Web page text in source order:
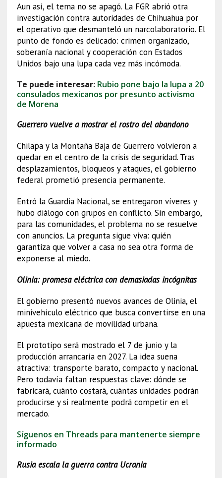
Aun así, el tema no se apagó. La FGR abrió otra
investigación contra autoridades de Chihuahua por
el operativo que desmanteló un narcolaboratorio. El
punto de fondo es delicado: crimen organizado,
soberanía nacional y cooperación con Estados
Unidos bajo una lupa cada vez más incómoda.
Te puede interesar: Rubio pone bajo la lupa a 20
consulados mexicanos por presunto activismo
de Morena
Guerrero vuelve a mostrar el rostro del abandono
Chilapa y la Montaña Baja de Guerrero volvieron a
quedar en el centro de la crisis de seguridad. Tras
desplazamientos, bloqueos y ataques, el gobierno
federal prometió presencia permanente.
Entró la Guardia Nacional, se entregaron víveres y
hubo diálogo con grupos en conflicto. Sin embargo,
para las comunidades, el problema no se resuelve
con anuncios. La pregunta sigue viva: quién
garantiza que volver a casa no sea otra forma de
exponerse al miedo.
Olinia: promesa eléctrica con demasiadas incógnitas
El gobierno presentó nuevos avances de Olinia, el
minivehículo eléctrico que busca convertirse en una
apuesta mexicana de movilidad urbana.
El prototipo será mostrado el 7 de junio y la
producción arrancaría en 2027. La idea suena
atractiva: transporte barato, compacto y nacional.
Pero todavía faltan respuestas clave: dónde se
fabricará, cuánto costará, cuántas unidades podrán
producirse y si realmente podrá competir en el
mercado.
Síguenos en Threads para mantenerte siempre
informado
Rusia escala la guerra contra Ucrania